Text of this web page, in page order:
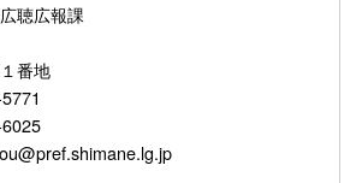
聴広報課
町１番地